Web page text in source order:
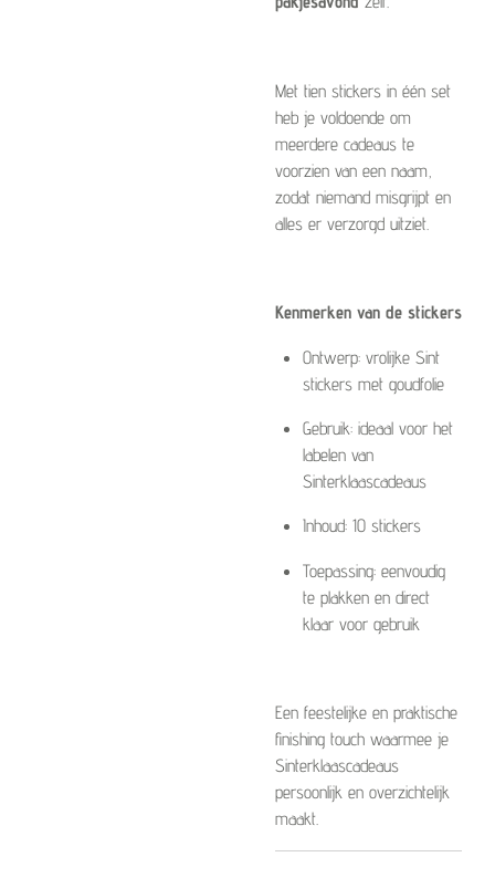
Met tien stickers in één set
heb je voldoende om
meerdere cadeaus te
voorzien van een naam,
zodat niemand misgrijpt en
alles er verzorgd uitziet.
Kenmerken van de stickers
Ontwerp: vrolijke Sint
stickers met goudfolie
Gebruik: ideaal voor het
labelen van
Sinterklaascadeaus
Inhoud: 10 stickers
Toepassing: eenvoudig
te plakken en direct
klaar voor gebruik
Een feestelijke en praktische
finishing touch waarmee je
Sinterklaascadeaus
persoonlijk en overzichtelijk
maakt.